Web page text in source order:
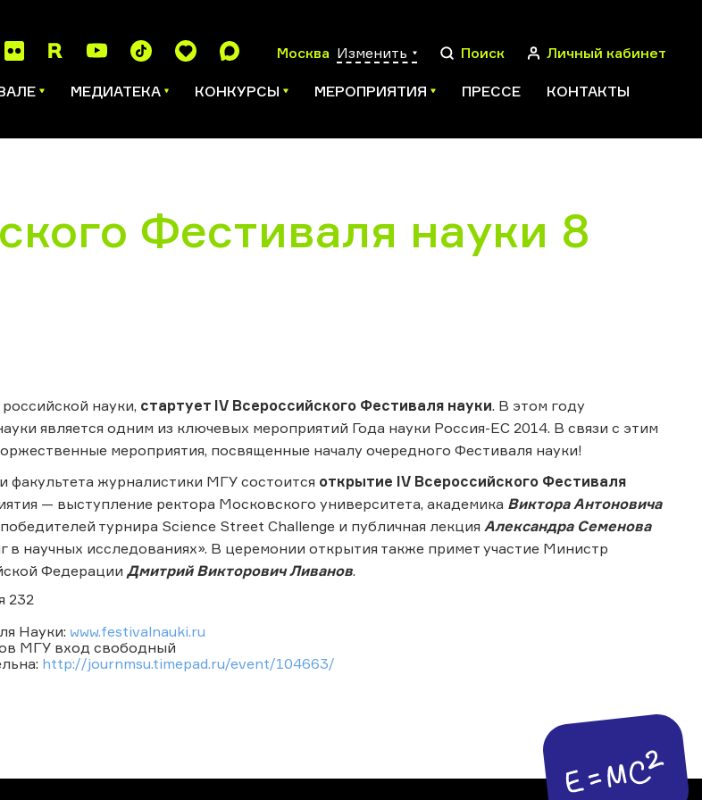
Москва Изменить Поиск
ПОИСК
Личный кабинет
МЕДИАТЕКА КОНКУРСЫ МЕРОПРИЯТИЯ ПРЕССЕ КОНТАКТЫ
Фестиваля науки 8
науки, стартует IV Всероссийского Фестиваля науки. В этом году
является одним из ключевых мероприятий Года науки Россия-ЕС 2014. В связи с этим
мероприятия, посвященные началу очередного Фестиваля науки!
факультета журналистики МГУ состоится открытие IV Всероссийского Фестиваля
— выступление ректора Московского университета, академика Виктора Антоновича
турнира Science Street Challenge и публичная лекция Александра Семенова
научных исследованиях». В церемонии открытия также примет участие Министр
Федерации Дмитрий Викторович Ливанов.
232
Науки: www.festivalnauki.ru
МГУ вход свободный
http://journmsu.timepad.ru/event/104663/